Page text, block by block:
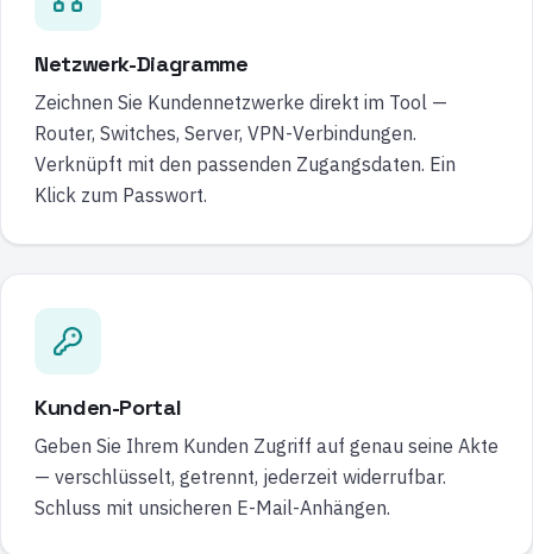
Netzwerk-Diagramme
Zeichnen Sie Kundennetzwerke direkt im Tool —
Router, Switches, Server, VPN-Verbindungen.
Verknüpft mit den passenden Zugangsdaten. Ein
Klick zum Passwort.
Kunden-Portal
Geben Sie Ihrem Kunden Zugriff auf genau seine Akte
— verschlüsselt, getrennt, jederzeit widerrufbar.
Schluss mit unsicheren E-Mail-Anhängen.